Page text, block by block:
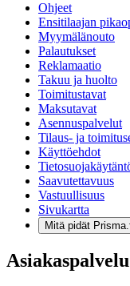
Ohjeet
Ensitilaajan
Myymälänouto
Palautukset
Reklamaatio
Takuu ja huolto
Toimitustavat
Maksutavat
Asennuspalvelut
Tilaus- ja
Käyttöehdot
Saavutettavuus
Vastuullisuus
Sivukartta
Mitä pidät
Asiakaspalvelu